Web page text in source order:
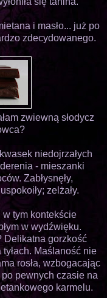
i masło... już po
zdecydowanego.
zwiewną słodycz
niedojrzałych
- mieszanki
Zabłysnęły,
zelżały.
w tym kontekście
w wydźwięku.
Delikatna gorzkość
tyłach. Maślaność nie
rosła, wzbogacając
po pewnych czasie na
karmelu.